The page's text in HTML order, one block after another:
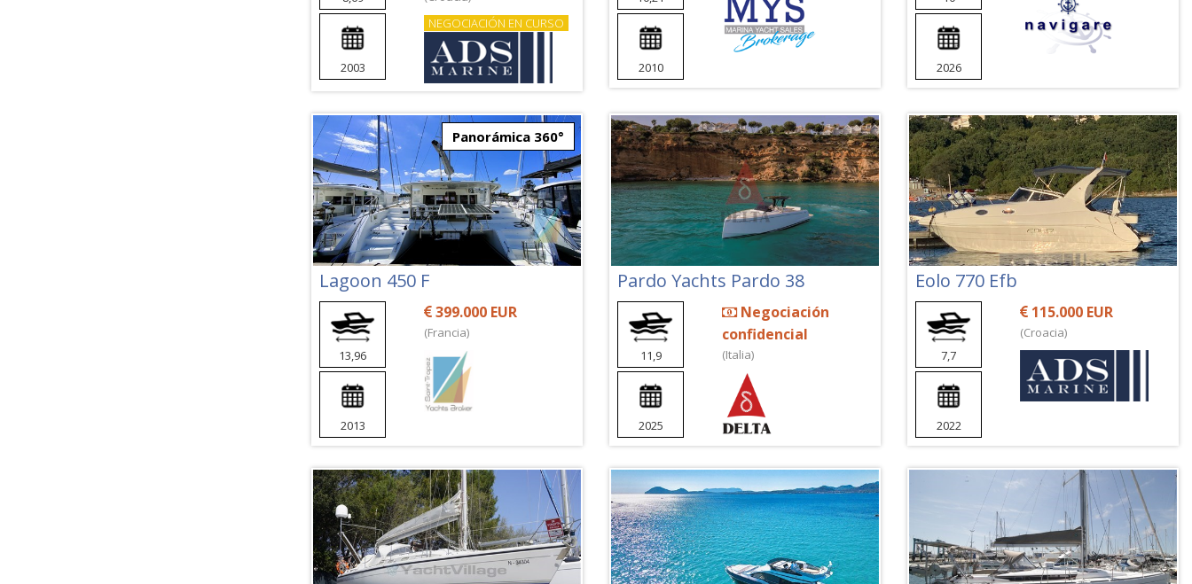
2003
NEGOCIACIÓN EN CURSO
2010 2026
Panorámica 360°
Lagoon 450 F
13,96
2013
399.000 EUR
(Francia)
Pardo Yachts Pardo 38
11,9
2025
Negociación
confidencial
(Italia)
Eolo 770 Efb
7,7
2022
115.000 EUR
(Croacia)